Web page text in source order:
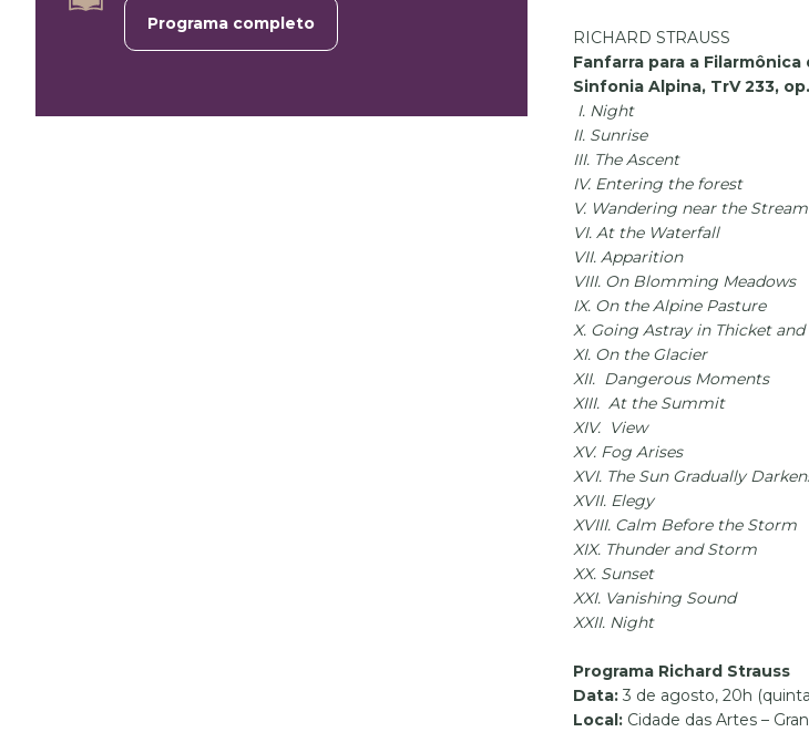
Programa completo
RICHARD STRAUSS
Fanfarra para a Filarmônica
Sinfonia Alpina, TrV 233,
I. Night
II. Sunrise
III. The Ascent
IV. Entering the forest
V. Wandering near the Stream
VI. At the Waterfall
VII. Apparition
VIII. On Blomming Meadows
IX. On the Alpine Pasture
X. Going Astray in Thicket
XI. On the Glacier
XII.
Dangerous Moments
XIII. At the Summit
XIV. View
XV. Fog Arises
XVI. The Sun Gradually
XVII. Elegy
XVIII. Calm Before the Storm
XIX. Thunder and Storm
XX. Sunset
XXI. Vanishing Sound
XXII. Night
Programa Richard Strauss
Data: 3 de agosto, 20h
Local: Cidade das Artes –